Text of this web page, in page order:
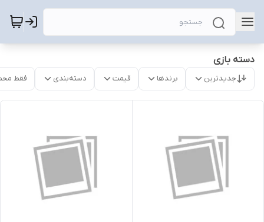
دسته بازی
جدیدترین برندها قیمت دسته‌بندی فقط